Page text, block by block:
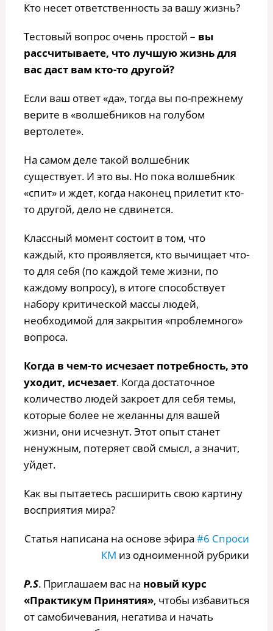
Кто несет ответственность за вашу жизнь?
Тестовый вопрос очень простой – вы
рассчитываете, что лучшую жизнь для
вас даст вам кто-то другой?
Если ваш ответ «да», тогда вы по-прежнему
верите в «волшебников на голубом
вертолете».
На самом деле такой волшебник
существует. И это вы. Но пока волшебник
«спит» и ждет, когда наконец прилетит кто-
то другой, дело не сдвинется.
Классный момент состоит в том, что
каждый, кто проявляется, кто вычищает что-
то для себя (по каждой теме жизни, по
каждому вопросу), в итоге способствует
набору критической массы людей,
необходимой для закрытия «проблемного»
вопроса.
Когда в чем-то исчезает потребность, это
уходит, исчезает. Когда достаточное
количество людей закроет для себя темы,
которые более не желанны для вашей
жизни, они исчезнут. Этот опыт станет
ненужным, потеряет свой смысл, а значит,
уйдет.
Как вы пытаетесь расширить свою картину
восприятия мира?
Статья написана на основе эфира#6 Спроси
КМ из одноименной рубрики
P.S. Приглашаем вас на новый курс
«Практикум Принятия», чтобы избавиться
от самобичевания, негатива и начать